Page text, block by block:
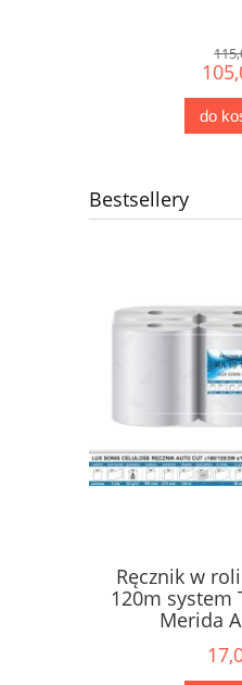
do
Bestsellery
Ręcznik w
120m system
Merida